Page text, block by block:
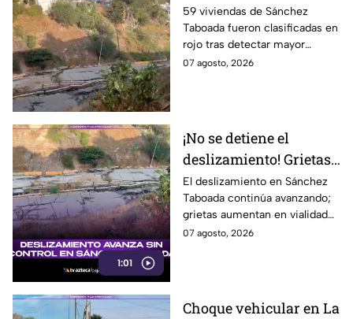
pone en riesgo a 59
viviendas; familias se
niegan a abandonar
sus hogares ⚠️
59 viviendas de Sánchez
Taboada fueron clasificadas en
rojo tras detectar mayor
avance de grietas y riesgo por
07 agosto, 2026
1:01
¡No se detiene el
deslizamiento! Grietas
en Sánchez Taboada
avanzan y aumentan
riesgo para viviendas
El deslizamiento en Sánchez
Taboada continúa avanzando;
grietas aumentan en vialidad
Erídano y elevan riesgo para
07 agosto, 2026
Choque vehicular en La